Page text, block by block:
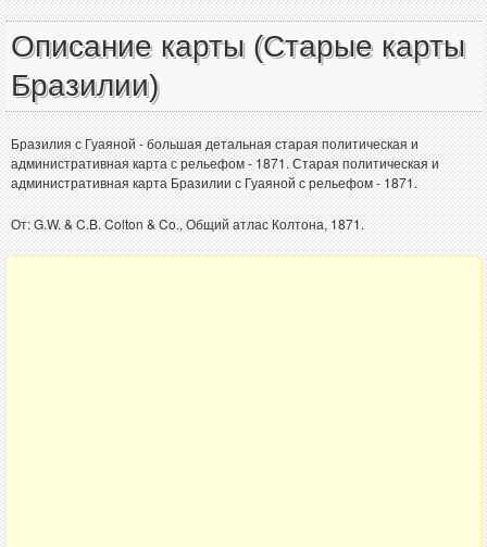
Описание карты (Старые карты
Бразилии)
Бразилия с Гуаяной - большая детальная старая политическая и
административная карта с рельефом - 1871. Старая политическая и
административная карта Бразилии с Гуаяной с рельефом - 1871.
От: G.W. & C.B. Colton & Co., Общий атлас Колтона, 1871.